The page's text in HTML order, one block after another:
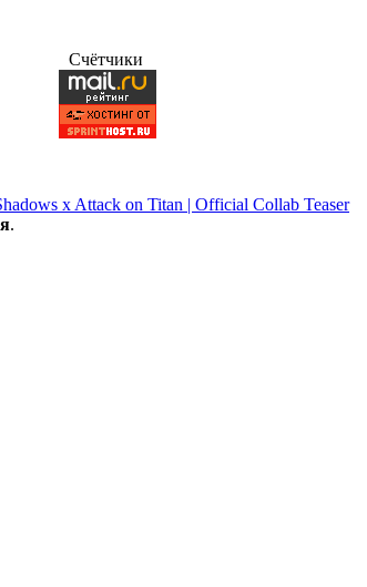
Счётчики
x Attack on Titan | Official Collab Teaser
.